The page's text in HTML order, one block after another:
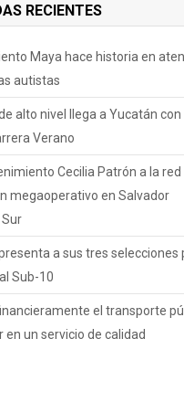
RECIENTES
Maya hace historia en
autistas
alto nivel llega a Yucatán con
Verano
Cecilia Patrón a la red
megaoperativo en Salvador
a sus tres selecciones
Sub-10
el transporte
en un servicio de calidad